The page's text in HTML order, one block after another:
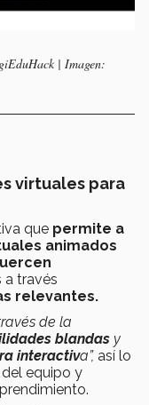
| Imagen:
virtuales para
que permite a
animados
a través
relevantes.
de la
blandas y
interactiva”, así lo
equipo y